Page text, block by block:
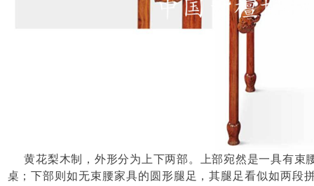
黄花梨木制，外形分为上下两部。上部宛然是一具有束
桌；下部则如无束腰家具的圆形腿足，其腿足看似如两段